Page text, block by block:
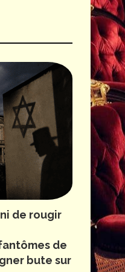
de rougir
de
bute sur